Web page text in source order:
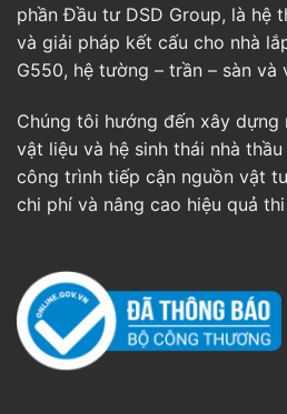
phần Đầu tư DSD Group, là hệ
và giải pháp kết cấu cho nhà
G550, hệ tường – trần – sàn và
Chúng tôi hướng đến xây dựng
vật liệu và hệ sinh thái nhà
công trình tiếp cận nguồn vật
chi phí và nâng cao hiệu quả